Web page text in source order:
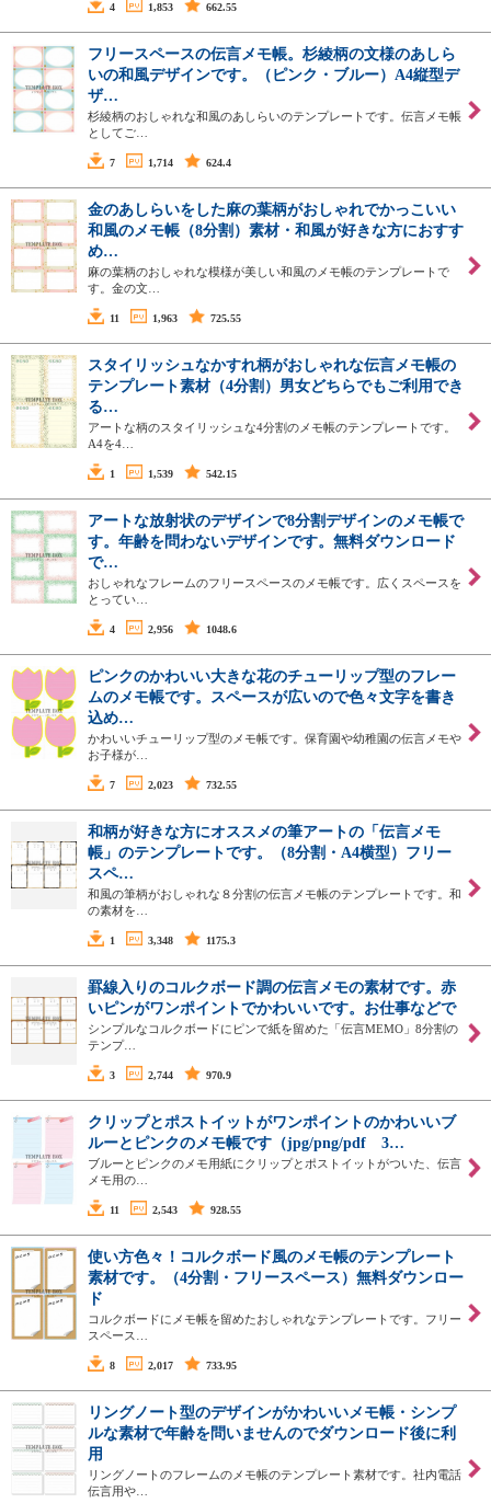
4 1,853 662.55
フリースペースの伝言メモ帳。杉綾柄の文様のあしら
いの和風デザインです。（ピンク・ブルー）A4縦型デ
ザ…
杉綾柄のおしゃれな和風のあしらいのテンプレートです。伝言メモ帳
としてご…
7 1,714 624.4
金のあしらいをした麻の葉柄がおしゃれでかっこいい
和風のメモ帳（8分割）素材・和風が好きな方におすす
め…
麻の葉柄のおしゃれな模様が美しい和風のメモ帳のテンプレートで
す。金の文…
11 1,963 725.55
スタイリッシュなかすれ柄がおしゃれな伝言メモ帳の
テンプレート素材（4分割）男女どちらでもご利用でき
る…
アートな柄のスタイリッシュな4分割のメモ帳のテンプレートです。
A4を4…
1 1,539 542.15
アートな放射状のデザインで8分割デザインのメモ帳で
す。年齢を問わないデザインです。無料ダウンロード
で…
おしゃれなフレームのフリースペースのメモ帳です。広くスペースを
とってい…
4 2,956 1048.6
ピンクのかわいい大きな花のチューリップ型のフレー
ムのメモ帳です。スペースが広いので色々文字を書き
込め…
かわいいチューリップ型のメモ帳です。保育園や幼稚園の伝言メモや
お子様が…
7 2,023 732.55
和柄が好きな方にオススメの筆アートの「伝言メモ
帳」のテンプレートです。（8分割・A4横型）フリー
スペ…
和風の筆柄がおしゃれな８分割の伝言メモ帳のテンプレートです。和
の素材を…
1 3,348 1175.3
罫線入りのコルクボード調の伝言メモの素材です。赤
いピンがワンポイントでかわいいです。お仕事などで
シンプルなコルクボードにピンで紙を留めた「伝言MEMO」8分割の
テンプ…
3 2,744 970.9
クリップとポストイットがワンポイントのかわいいブ
ルーとピンクのメモ帳です（jpg/png/pdf 3…
ブルーとピンクのメモ用紙にクリップとポストイットがついた、伝言
メモ用の…
11 2,543 928.55
使い方色々！コルクボード風のメモ帳のテンプレート
素材です。（4分割・フリースペース）無料ダウンロー
ド
コルクボードにメモ帳を留めたおしゃれなテンプレートです。フリー
スペース…
8 2,017 733.95
リングノート型のデザインがかわいいメモ帳・シンプ
ルな素材で年齢を問いませんのでダウンロード後に利
用
リングノートのフレームのメモ帳のテンプレート素材です。社内電話
伝言用や…